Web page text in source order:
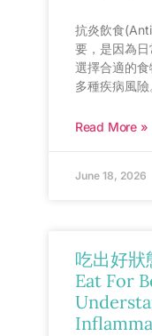
抗炎飲食
要，是因為日
選擇合適的
多種疾病風險
Read More »
June 18, 2026
吃出好狀
Eat For